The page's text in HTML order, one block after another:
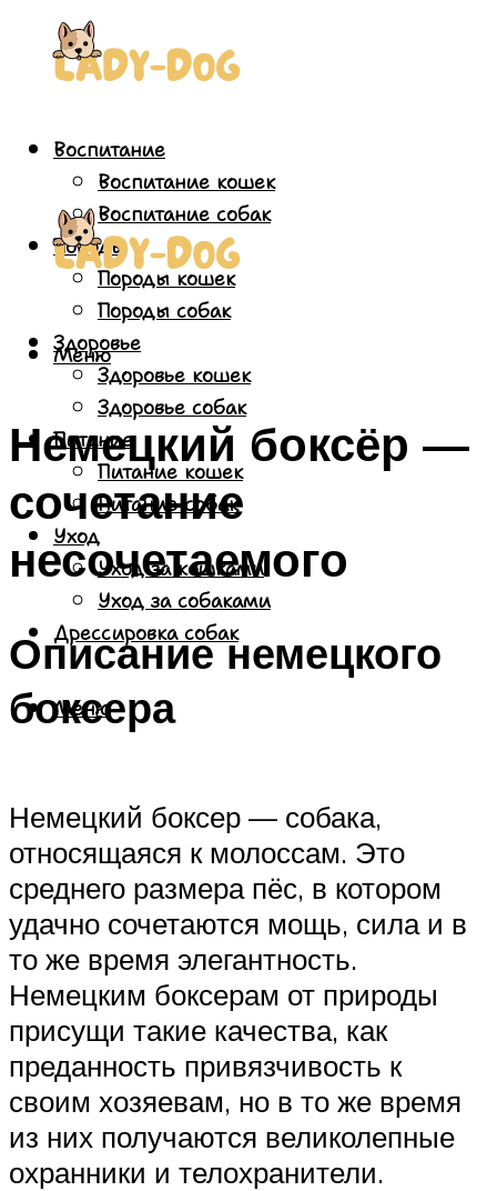
Воспитание
Воспитание кошек
Воспитание собак
Породы
Породы кошек
Породы собак
Здоровье
Здоровье кошек
Здоровье собак
Питание
Питание кошек
Питание собак
Уход
Уход за кошками
Уход за собаками
Дрессировка собак
Меню
Меню
Немецкий боксёр —
сочетание
несочетаемого
Описание немецкого
боксера
Немецкий боксер — собака,
относящаяся к молоссам. Это
среднего размера пёс, в котором
удачно сочетаются мощь, сила и в
то же время элегантность.
Немецким боксерам от природы
присущи такие качества, как
преданность привязчивость к
своим хозяевам, но в то же время
из них получаются великолепные
охранники и телохранители.